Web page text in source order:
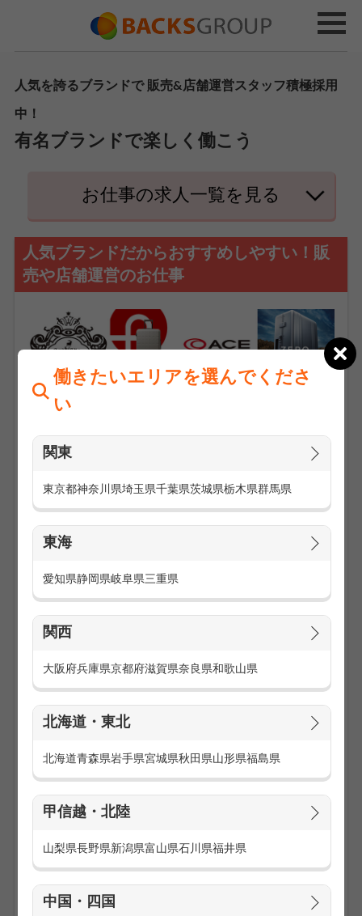
働きたいエリアを選んでくださ
い
関東
東京都神奈川県埼玉県千葉県茨城県栃木県群馬県
東海
愛知県静岡県岐阜県三重県
関西
大阪府兵庫県京都府滋賀県奈良県和歌山県
北海道・東北
北海道青森県岩手県宮城県秋田県山形県福島県
甲信越・北陸
山梨県長野県新潟県富山県石川県福井県
中国・四国
人気を誇るブランドで 販売&店舗運営スタッフ積極採用
中！
有名ブランドで楽しく働こう
お仕事の求人一覧を見る
人気ブランドだからおすすめしやすい！販
売や店舗運営のお仕事
ランドの販売や店舗運営をするお仕事です。
様々なブランドの取り扱いがあるからこそ、勤務地も多数あ
り！
商品のご説明・案内
レジ業務
店舗の清掃・品出し など
話題の商品を取り扱うので、お客様も興味津々！
【弊社について】
『博報堂グループ』だからこその充実したサポートがあり、
プできるチャンスも豊富です☆
【お仕事内容】
商品のご説明・案内